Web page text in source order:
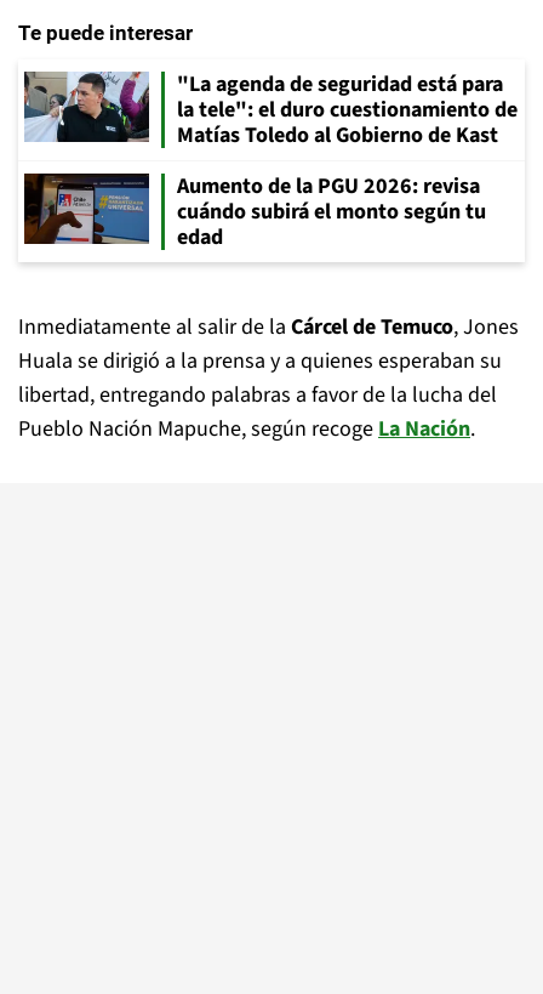
Te puede interesar
"La agenda de seguridad está para
la tele": el duro cuestionamiento de
Matías Toledo al Gobierno de Kast
Aumento de la PGU 2026: revisa
cuándo subirá el monto según tu
edad
Inmediatamente al salir de la Cárcel de Temuco, Jones
Huala se dirigió a la prensa y a quienes esperaban su
libertad, entregando palabras a favor de la lucha del
Pueblo Nación Mapuche, según recogeLa Nación.